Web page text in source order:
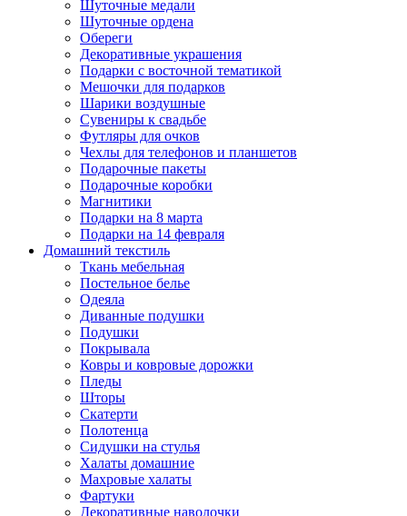
Шуточные медали
Шуточные ордена
Обереги
Декоративные украшения
Подарки с восточной тематикой
Мешочки для подарков
Шарики воздушные
Сувениры к свадьбе
Футляры для очков
Чехлы для телефонов и планшетов
Подарочные пакеты
Подарочные коробки
Магнитики
Подарки на 8 марта
Подарки на 14 февраля
Домашний текстиль
Ткань мебельная
Постельное белье
Одеяла
Диванные подушки
Подушки
Покрывала
Ковры и ковровые дорожки
Пледы
Шторы
Скатерти
Полотенца
Сидушки на стулья
Халаты домашние
Махровые халаты
Фартуки
Декоративные наволочки